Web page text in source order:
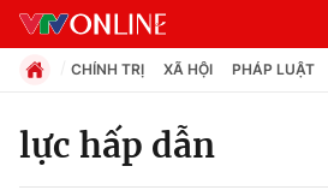
CHÍNH TRỊ XÃ HỘI PHÁP LUẬT
lực hấp dẫn